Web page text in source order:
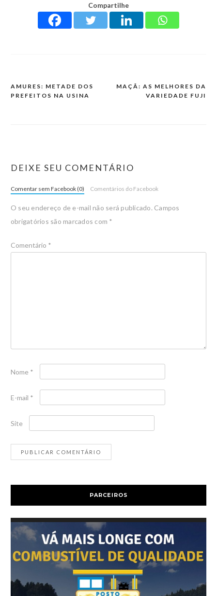
Compartilhe
AMURES: METADE DOS
PREFEITOS NA USINA
MAÇÃ: AS MELHORES DA
VARIEDADE FUJI
DEIXE SEU COMENTÁRIO
Comentar sem Facebook (0) Comentários do Facebook
O seu endereço de e-mail não será publicado. Campos
obrigatórios são marcados com *
Comentário *
Nome *
E-mail *
Site
PARCEIROS